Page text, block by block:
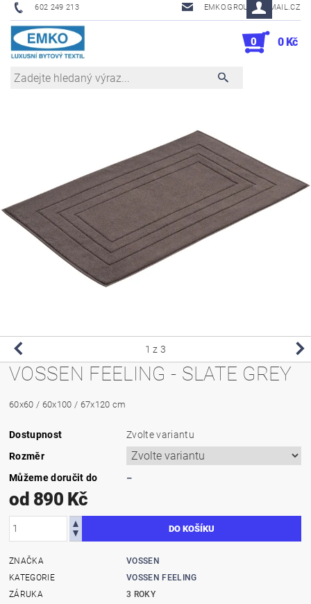
602 249 213 EMKO.GROUSL@EMAIL.CZ
0 0 Kč
1 z 3
VOSSEN FEELING - SLATE GREY
60x60 / 60x100 / 67x120 cm
Dostupnost
Zvolte variantu
Rozměr
Můžeme doručit do
–
od 890 Kč
ZNAČKA
VOSSEN
KATEGORIE
VOSSEN FEELING
ZÁRUKA
3 ROKY